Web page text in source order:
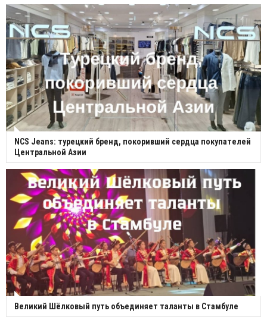
NCS Jeans: турецкий бренд, покоривший сердца покупателей
Центральной Азии
Великий Шёлковый путь объединяет таланты в Стамбуле